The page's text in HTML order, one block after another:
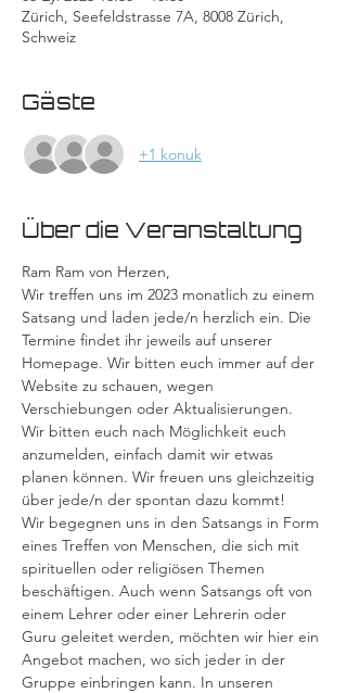
Zürich, Seefeldstrasse 7A, 8008 Zürich,
Schweiz
Gäste
+1 konuk
Über die Veranstaltung
Ram Ram von Herzen,
Wir treffen uns im 2023 monatlich zu einem
Satsang und laden jede/n herzlich ein. Die
Termine findet ihr jeweils auf unserer
Homepage. Wir bitten euch immer auf der
Website zu schauen, wegen
Verschiebungen oder Aktualisierungen.
Wir bitten euch nach Möglichkeit euch
anzumelden, einfach damit wir etwas
planen können. Wir freuen uns gleichzeitig
über jede/n der spontan dazu kommt!
Wir begegnen uns in den Satsangs in Form
eines Treffen von Menschen, die sich mit
spirituellen oder religiösen Themen
beschäftigen. Auch wenn Satsangs oft von
einem Lehrer oder einer Lehrerin oder
Guru geleitet werden, möchten wir hier ein
Angebot machen, wo sich jeder in der
Gruppe einbringen kann. In unseren